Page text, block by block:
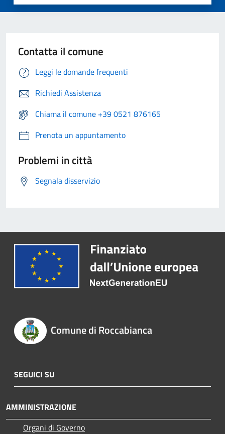
Contatta il comune
Leggi le domande frequenti
Richiedi Assistenza
Chiama il comune +39 0521 876165
Prenota un appuntamento
Problemi in città
Segnala disservizio
Comune di Roccabianca
SEGUICI SU
AMMINISTRAZIONE
Organi di Governo